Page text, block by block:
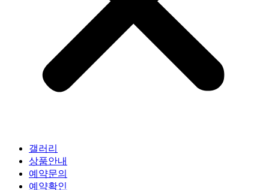
갤러리
상품안내
예약문의
예약확인